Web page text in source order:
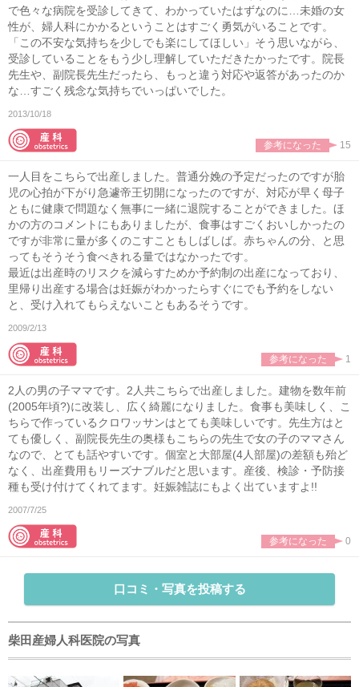
で色々な病院を受診してきて、わかっていたはずなのに…未婚の女
性が、婦人科にかかるということはすごく勇気がいることです。
「この不安な気持ちを少しでも楽にしてほしい」そう思いながら、
受診していることをもう少し理解していただきたかったです。院長
先生や、副院長先生だったら、もっと違う対応や返答があったのか
な…すごく残念な気持ちでいっぱいでした。
2013/10/18
参考になった 15
一人目をこちらで出産しました。普通分娩の予定だったのですが胎
児の心拍が下がり急遽帝王切開になったのですが、対応が早く母子
ともに健康で問題なく無事に一緒に退院することができました。ほ
かの方のコメントにもありましたが、食事はすごくおいしかったの
ですが非常に量が多くのこすこともしばしば。赤ちゃんの分、と思
ってもそうそう食べきれる量ではなかったです。
最近は出産時のリスクを減らすためか予約制の出産になっており、
里帰り出産する場合は妊娠がわかったらすぐにでも予約をしない
と、受け入れてもらえないこともあるそうです。
2009/2/13
参考になった 1
2人の男の子ママです。2人共こちらで出産しました。建物を数年前
(2005年頃?)に改装し、広く綺麗になりました。食事も美味しく、こ
ちらで作っているクロワッサンはとても美味しいです。先生方はと
ても優しく、副院長先生の奥様もこちらの先生で女の子のママさん
なので、とても話やすいです。個室と大部屋(4人部屋)の差額も殆ど
なく、出産費用もリーズナブルだと思います。産後、検診・予防接
種も受け付けてくれてます。妊娠雑誌にもよく出ていますよ!!
2007/7/25
参考になった 0
口コミ・写真を投稿する
柴田産婦人科医院の写真